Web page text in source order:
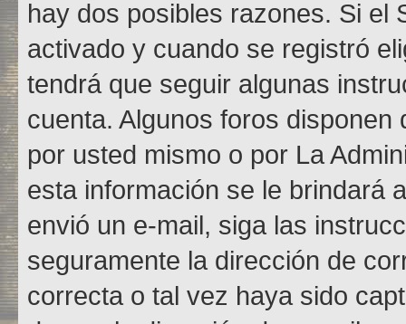
hay dos posibles razones. Si el
activado y cuando se registró
tendrá que seguir algunas
cuenta. Algunos foros
por usted mismo o por La
esta información se le brindará
envió un e-mail, siga las
seguramente la dirección de
correcta o tal vez haya sido